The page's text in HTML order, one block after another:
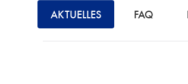
AKTUELLES FAQ